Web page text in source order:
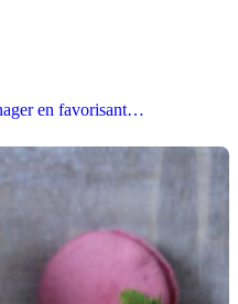
en favorisant…